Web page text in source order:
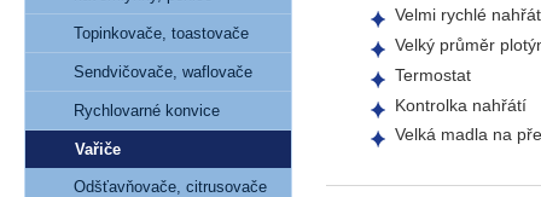
Velmi rychlé
Velký průměr
Termostat
Kontrolka nahřátí
Velká madla na
Topinkovače, toastovače
Sendvičovače, waflovače
Rychlovarné konvice
Vařiče
Odšťavňovače, citrusovače